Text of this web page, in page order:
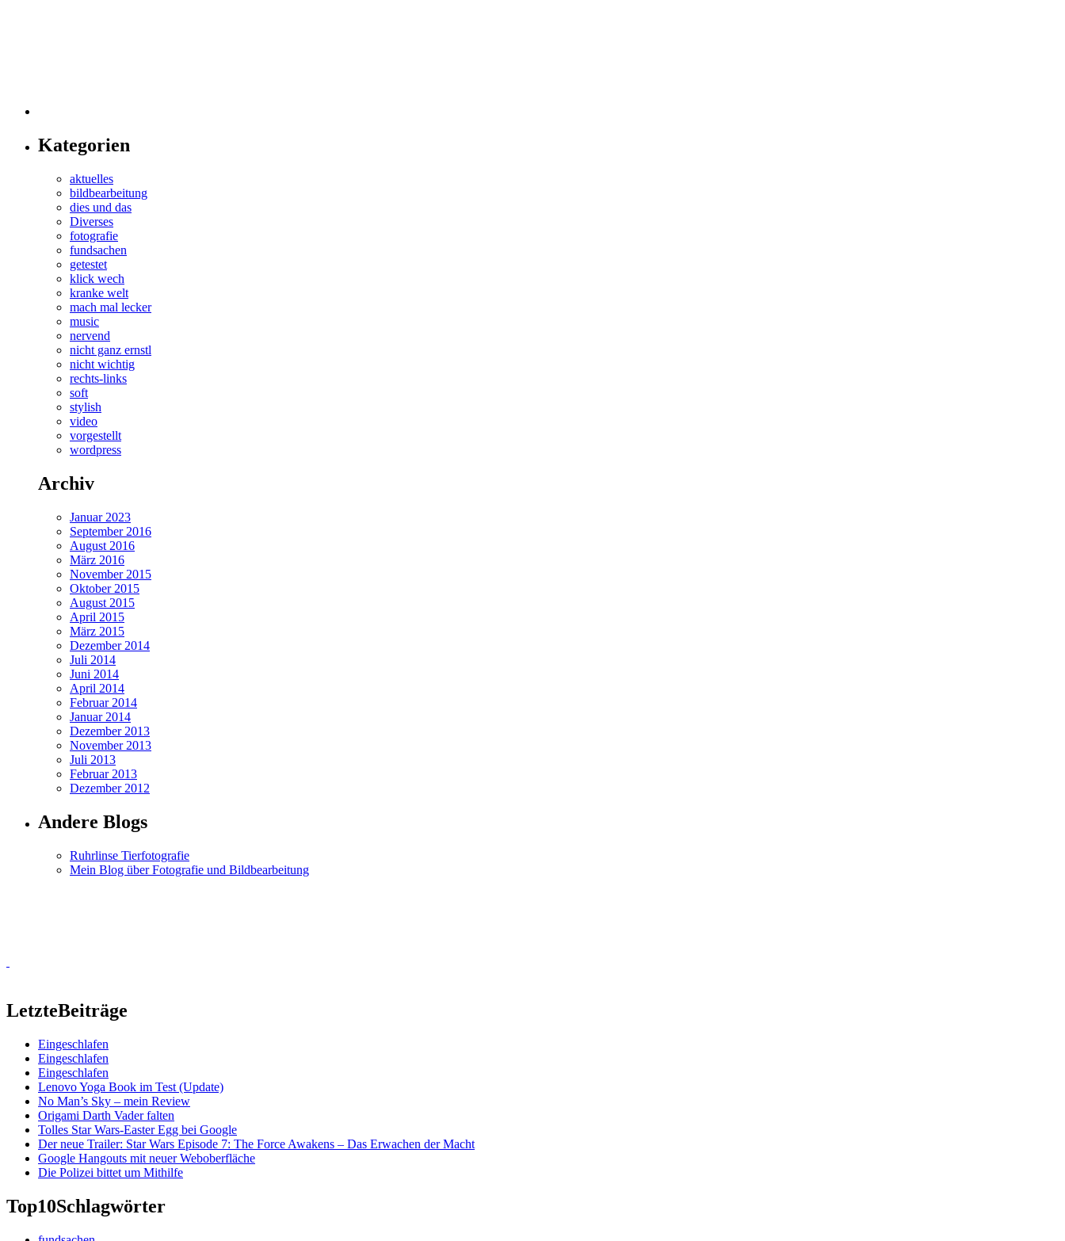
Kategorien
aktuelles
bildbearbeitung
dies und das
Diverses
fotografie
fundsachen
getestet
klick wech
kranke welt
mach mal lecker
music
nervend
nicht ganz ernstl
nicht wichtig
rechts-links
soft
stylish
video
vorgestellt
wordpress
Archiv
Januar 2023
September 2016
August 2016
März 2016
November 2015
Oktober 2015
August 2015
April 2015
März 2015
Dezember 2014
Juli 2014
Juni 2014
April 2014
Februar 2014
Januar 2014
Dezember 2013
November 2013
Juli 2013
Februar 2013
Dezember 2012
Andere Blogs
Ruhrlinse Tierfotografie
Mein Blog über Fotografie und Bildbearbeitung
LetzteBeiträge
Eingeschlafen
Eingeschlafen
Eingeschlafen
Lenovo Yoga Book im Test (Update)
No Man’s Sky – mein Review
Origami Darth Vader falten
Tolles Star Wars-Easter Egg bei Google
Der neue Trailer: Star Wars Episode 7: The Force Awakens – Das Erwachen der Macht
Google Hangouts mit neuer Weboberfläche
Die Polizei bittet um Mithilfe
Top10Schlagwörter